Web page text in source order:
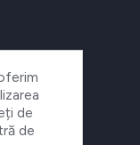
de
de